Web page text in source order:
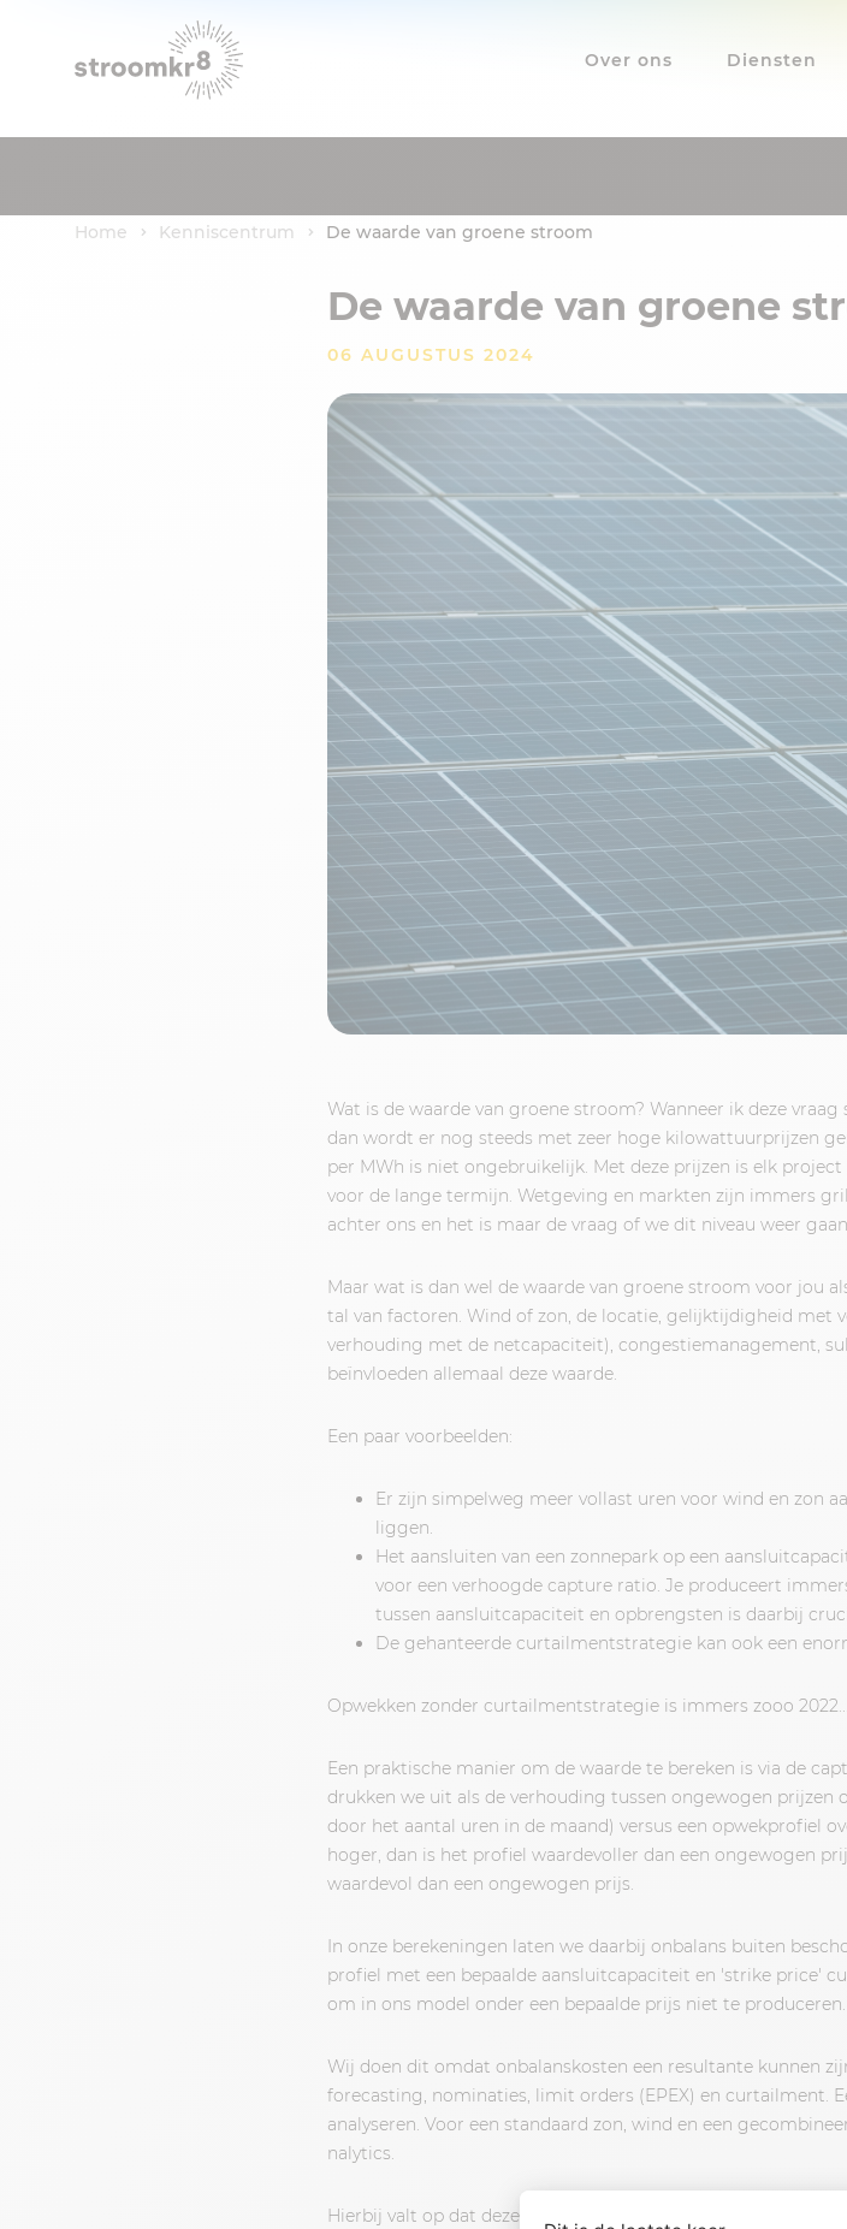
Over ons Diensten
Home Kenniscentrum De waarde van groene stroom
De waarde van groene
06 AUGUSTUS 2024
Wat is de waarde van groene stroom? Wanneer ik deze
dan wordt er nog steeds met zeer hoge kilowattuurprijzen
per MWh is niet ongebruikelijk. Met deze prijzen is elk
voor de lange termijn. Wetgeving en markten zijn immers
achter ons en het is maar de vraag of we dit niveau weer
Maar wat is dan wel de waarde van groene stroom voor jou
tal van factoren. Wind of zon, de locatie, gelijktijdigheid met
verhouding met de netcapaciteit), congestiemanagement,
beïnvloeden allemaal deze waarde.
Een paar voorbeelden:
Er zijn simpelweg meer vollast uren voor wind en zon
liggen.
Het aansluiten van een zonnepark op een
voor een verhoogde capture ratio. Je produceert
tussen aansluitcapaciteit en opbrengsten is daarbij
De gehanteerde curtailmentstrategie kan ook een
Opwekken zonder curtailmentstrategie is immers zooo
Een praktische manier om de waarde te bereken is via de
drukken we uit als de verhouding tussen ongewogen prijzen
door het aantal uren in de maand) versus een opwekprofiel
hoger, dan is het profiel waardevoller dan een ongewogen
waardevol dan een ongewogen prijs.
In onze berekeningen laten we daarbij onbalans buiten
profiel met een bepaalde aansluitcapaciteit en 'strike price'
om in ons model onder een bepaalde prijs niet te produceren.
Wij doen dit omdat onbalanskosten een resultante kunnen
forecasting, nominaties, limit orders (EPEX) en curtailment.
analyseren. Voor een standaard zon, wind en een
nalytics.
Hierbij valt op dat deze ratio’s de afgelopen jaren zijn